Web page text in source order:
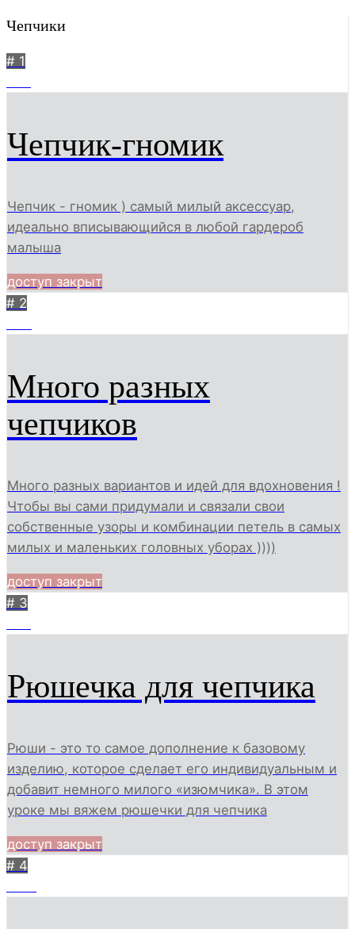
Чепчики
# 1
Чепчик-гномик
Чепчик - гномик ) самый милый аксессуар,
идеально вписывающийся в любой гардероб
малыша
доступ закрыт
# 2
Много разных
чепчиков
Много разных вариантов и идей для вдохновения !
Чтобы вы сами придумали и связали свои
собственные узоры и комбинации петель в самых
милых и маленьких головных уборах ))))
доступ закрыт
# 3
Рюшечка для чепчика
Рюши - это то самое дополнение к базовому
изделию, которое сделает его индивидуальным и
добавит немного милого «изюмчика». В этом
уроке мы вяжем рюшечки для чепчика
доступ закрыт
# 4